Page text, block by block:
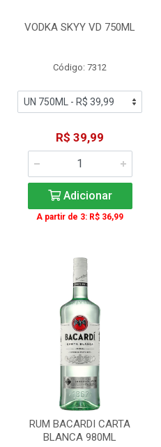
VODKA SKYY VD 750ML
Código: 7312
R$ 39,99
Adicionar
A partir de 3: R$ 36,99
RUM BACARDI CARTA
BLANCA 980ML